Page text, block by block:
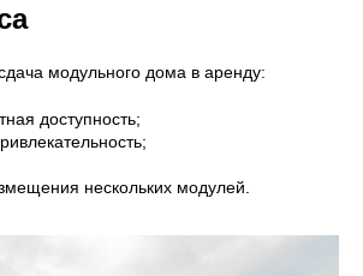
модульного дома в аренду:
доступность;
нескольких модулей.